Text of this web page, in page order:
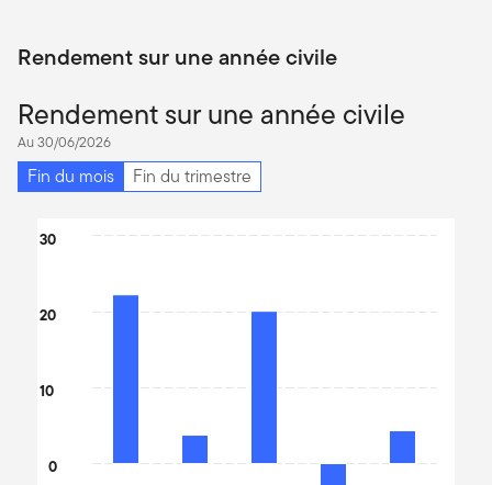
Rendement sur une année civile
Rendement sur une année civile
Au 30/06/2026
Fin du mois Fin du trimestre
The chart has 1 X axis displaying categories.
The chart has 1 Y axis displaying values. Data ranges from -
0
10
20
30